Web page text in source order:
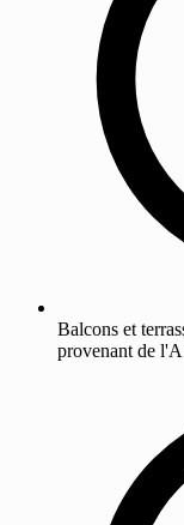
Balcons et
provenant de